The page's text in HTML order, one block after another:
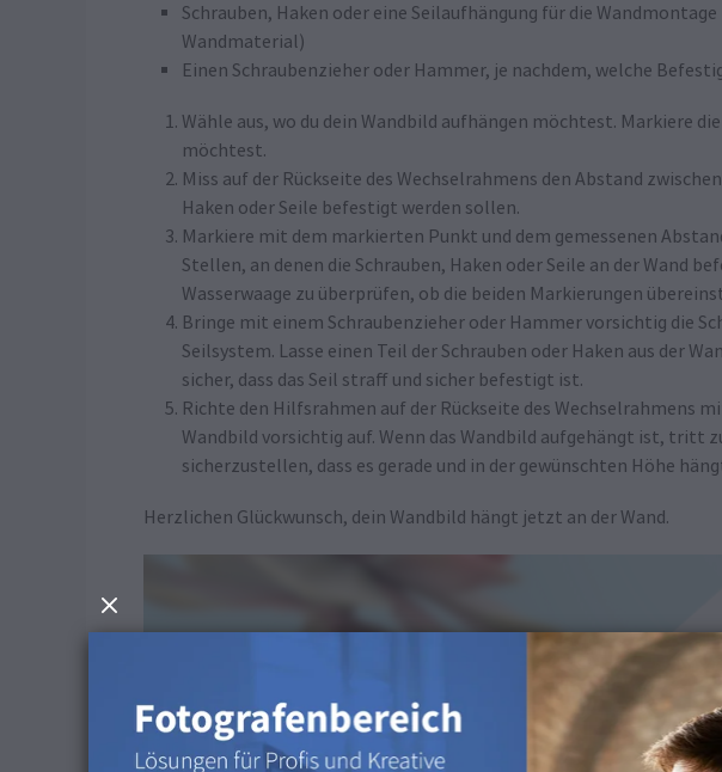
Schrauben, Haken oder eine Seilaufhängung für die
Wandmaterial)
Einen Schraubenzieher oder Hammer, je nachdem, welche
Wähle aus, wo du dein Wandbild aufhängen möchtest. Markiere
möchtest.
Miss auf der Rückseite des Wechselrahmens den Abstand
Haken oder Seile befestigt werden sollen.
Markiere mit dem markierten Punkt und dem gemessenen
Stellen, an denen die Schrauben, Haken oder Seile an der Wand
Wasserwaage zu überprüfen, ob die beiden Markierungen
Bringe mit einem Schraubenzieher oder Hammer vorsichtig die
Seilsystem. Lasse einen Teil der Schrauben oder Haken aus der
sicher, dass das Seil straff und sicher befestigt ist.
Richte den Hilfsrahmen auf der Rückseite des Wechselrahmens
Wandbild vorsichtig auf. Wenn das Wandbild aufgehängt ist, tritt
sicherzustellen, dass es gerade und in der gewünschten Höhe
Herzlichen Glückwunsch, dein Wandbild hängt jetzt an der Wand.